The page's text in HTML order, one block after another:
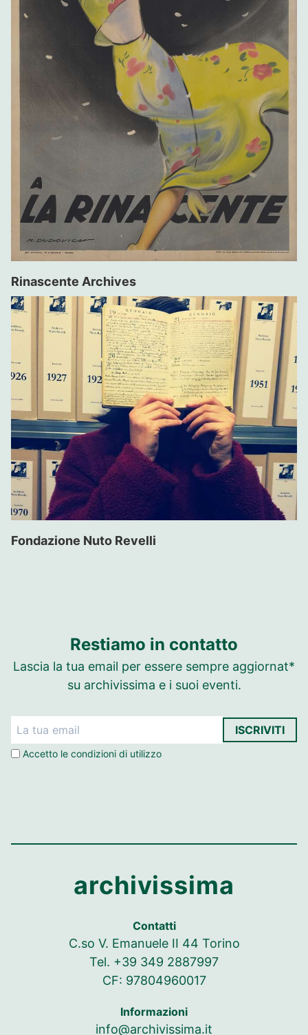
Rinascente Archives
Fondazione Nuto Revelli
Restiamo in contatto
Lascia la tua email per essere sempre aggiornat*
su archivissima e i suoi eventi.
Accetto le condizioni di utilizzo
ISCRIVITI
archivissima
Contatti
C.so V. Emanuele II 44 Torino
Tel. +39 349 2887997
CF: 97804960017
Informazioni
info@archivissima.it